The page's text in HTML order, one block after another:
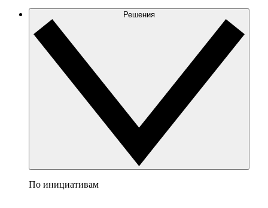
Решения
По инициативам